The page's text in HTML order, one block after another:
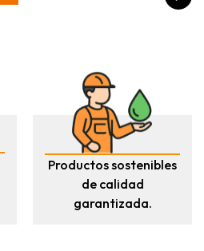
Productos sostenibles
de calidad
garantizada.